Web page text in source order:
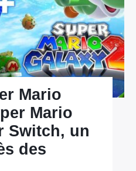
Mario
Mario
Switch, un
des